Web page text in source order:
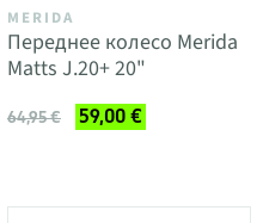
MERIDA
Переднее колесо Merida
Matts J.20+ 20"
64,95 € 59,00 €